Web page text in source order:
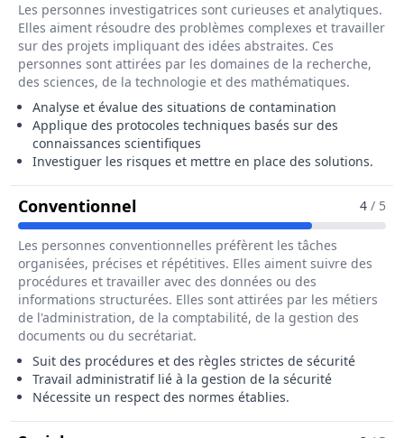
Les personnes investigatrices sont curieuses et analytiques.
Elles aiment résoudre des problèmes complexes et travailler
sur des projets impliquant des idées abstraites. Ces
personnes sont attirées par les domaines de la recherche,
des sciences, de la technologie et des mathématiques.
Analyse et évalue des situations de contamination
Applique des protocoles techniques basés sur des
connaissances scientifiques
Investiguer les risques et mettre en place des solutions.
ConventionnelPour Le Métier De Technicien /
4 / 5
Les personnes conventionnelles préfèrent les tâches
organisées, précises et répétitives. Elles aiment suivre des
procédures et travailler avec des données ou des
informations structurées. Elles sont attirées par les métiers
de l'administration, de la comptabilité, de la gestion des
documents ou du secrétariat.
Suit des procédures et des règles strictes de sécurité
Travail administratif lié à la gestion de la sécurité
Nécessite un respect des normes établies.